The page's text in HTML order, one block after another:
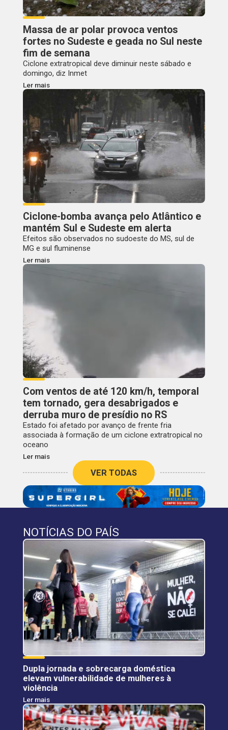
Massa de ar polar provoca ventos
fortes no Sudeste e geada no Sul neste
fim de semana
Ciclone extratropical deve diminuir neste sábado e
domingo, diz Inmet
Ler mais
Ciclone-bomba avança pelo Atlântico e
mantém Sul e Sudeste em alerta
Efeitos são observados no sudoeste do MS, sul de
MG e sul fluminense
Ler mais
Com ventos de até 120 km/h, temporal
tem tornado, gera desabrigados e
derruba muro de presídio no RS
Estado foi afetado por avanço de frente fria
associada à formação de um ciclone extratropical no
oceano
Ler mais
VER TODAS
NOTÍCIAS DO PAÍS
Dupla jornada e sobrecarga doméstica
elevam vulnerabilidade de mulheres à
violência
Ler mais